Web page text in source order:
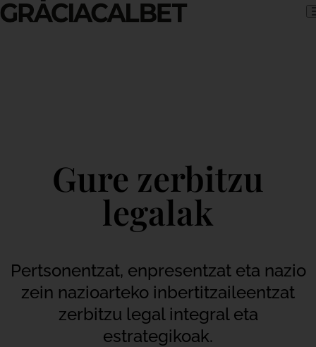
Skip to content
Gure zerbitzu
legalak
Pertsonentzat, enpresentzat eta nazio
zein nazioarteko inbertitzaileentzat
zerbitzu legal integral eta
estrategikoak.